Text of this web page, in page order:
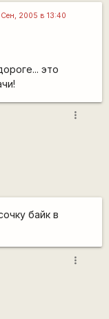
Сен, 2005 в 13:40
это
more_vert
байк в
more_vert